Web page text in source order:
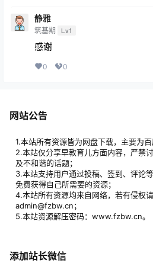
静雅
筑基期 Lv1
感谢
0 0
网站公告
1.本站所有资源皆为网盘下载，主要为百
2.本站仅分享早教育儿方面内容，严禁
及不和谐的话题；
3.本站支持用户通过投稿、签到、评论
免费获得自己所需要的资源；
4.本站所有资源均来自网络，若有侵权请
admin@fzbw.cn；
5.本站资源解压密码：www.fzbw.cn。
添加站长微信